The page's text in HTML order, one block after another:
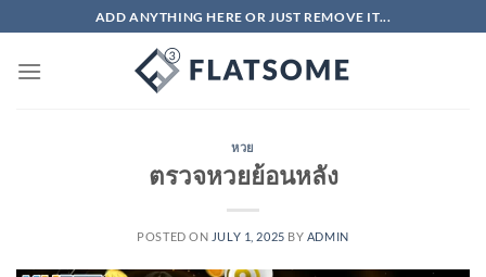
to
content
ADD ANYTHING HERE OR JUST REMOVE IT...
หวย
ตรวจหวยย้อนหลัง
POSTED ON JULY 1, 2025 BY ADMIN